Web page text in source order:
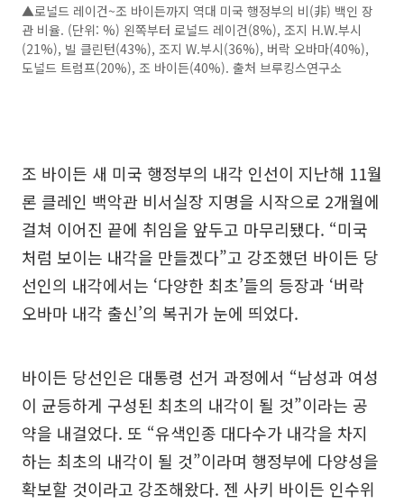
▲로널드 레이건~조 바이든까지 역대 미국 행정부의 비(非) 백인 장
관 비율. (단위: %) 왼쪽부터 로널드 레이건(8%), 조지 H.W.부시
(21%), 빌 클린턴(43%), 조지 W.부시(36%), 버락 오바마(40%),
도널드 트럼프(20%), 조 바이든(40%). 출처 브루킹스연구소
조 바이든 새 미국 행정부의 내각 인선이 지난해 11월
론 클레인 백악관 비서실장 지명을 시작으로 2개월에
걸쳐 이어진 끝에 취임을 앞두고 마무리됐다. “미국
처럼 보이는 내각을 만들겠다”고 강조했던 바이든 당
선인의 내각에서는 ‘다양한 최초’들의 등장과 ‘버락
오바마 내각 출신’의 복귀가 눈에 띄었다.
바이든 당선인은 대통령 선거 과정에서 “남성과 여성
이 균등하게 구성된 최초의 내각이 될 것”이라는 공
약을 내걸었다. 또 “유색인종 대다수가 내각을 차지
하는 최초의 내각이 될 것”이라며 행정부에 다양성을
확보할 것이라고 강조해왔다. 젠 사키 바이든 인수위